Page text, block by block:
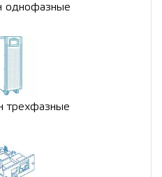
однофазные
трехфазные